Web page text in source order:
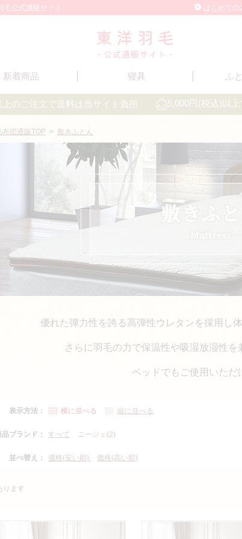
毛公式通販サイト はじめての
新着商品 寝具 ふ
のご注文で送料は当サイト負担 5,000円(税込)以
布団通販TOP > 敷きふとん
優れた弾力性を誇る高弾性ウレタンを採用し
さらに羽毛の力で保温性や吸湿放湿性を
ベッドでもご使用いただ
表示方法： 横に並べる 縦に並べる
品ブランド： すべて ニージェ(2)
並べ替え： 価格(安い順) 価格(高い順)
ります